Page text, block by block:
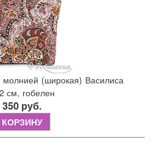
молнией (широкая) Василиса
см, гобелен
350 руб.
КОРЗИНУ